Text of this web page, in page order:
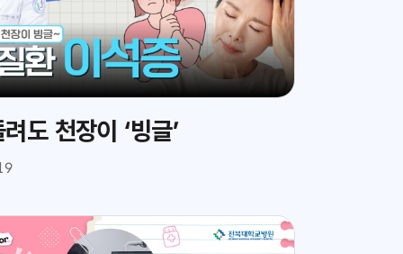
도 천장이 ‘빙글’